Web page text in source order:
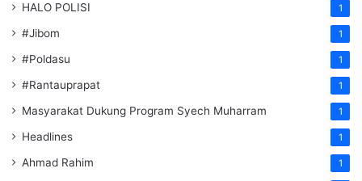
HALO POLISI 1
#Jibom 1
#Poldasu 1
#Rantauprapat 1
Masyarakat Dukung Program Syech Muharram 1
Headlines 1
Ahmad Rahim 1